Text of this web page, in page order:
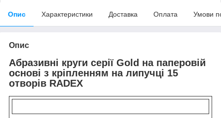
Опис Характеристики Доставка Оплата Умови
Опис
Абразивні круги серії Gold на паперовій
основі з кріпленням на липучці 15
отворів RADEX